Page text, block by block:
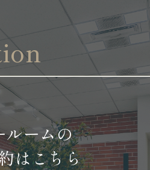
ルームの
はこちら